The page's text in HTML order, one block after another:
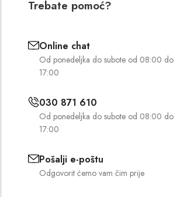
Trebate pomoć?
Online chat
Od ponedeljka do subote od 08:00 do
17:00
030 871 610
Od ponedeljka do subote od 08:00 do
17:00
Pošalji e-poštu
Odgovorit ćemo vam čim prije